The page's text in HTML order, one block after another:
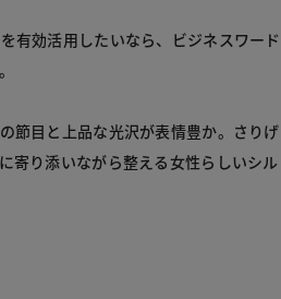
有効活用したいなら、ビジネスワード
節目と上品な光沢が表情豊か。さりげ
寄り添いながら整える女性らしいシル